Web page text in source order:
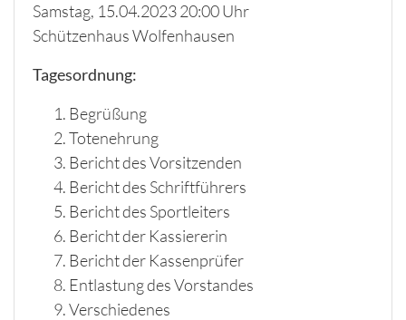
Samstag, 15.04.2023 20:00 Uhr
Schützenhaus Wolfenhausen
Tagesordnung:
Begrüßung
Totenehrung
Bericht des Vorsitzenden
Bericht des Schriftführers
Bericht des Sportleiters
Bericht der Kassiererin
Bericht der Kassenprüfer
Entlastung des Vorstandes
Verschiedenes